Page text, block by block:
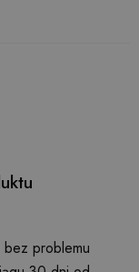
bez problemu